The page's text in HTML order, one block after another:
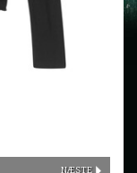
NÆSTE